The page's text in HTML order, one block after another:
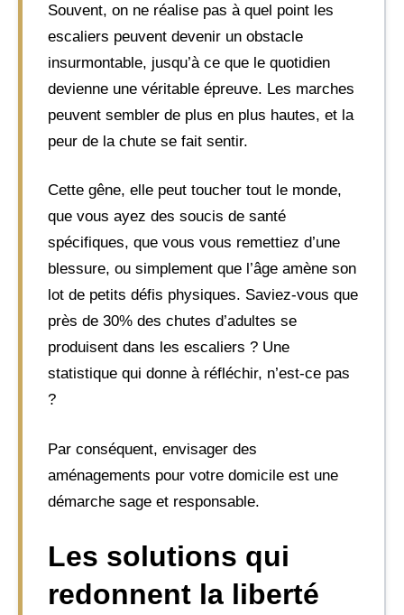
Souvent, on ne réalise pas à quel point les
escaliers peuvent devenir un obstacle
insurmontable, jusqu’à ce que le quotidien
devienne une véritable épreuve. Les marches
peuvent sembler de plus en plus hautes, et la
peur de la chute se fait sentir.
Cette gêne, elle peut toucher tout le monde,
que vous ayez des soucis de santé
spécifiques, que vous vous remettiez d’une
blessure, ou simplement que l’âge amène son
lot de petits défis physiques. Saviez-vous que
près de 30% des chutes d’adultes se
produisent dans les escaliers ? Une
statistique qui donne à réfléchir, n’est-ce pas
?
Par conséquent, envisager des
aménagements pour votre domicile est une
démarche sage et responsable.
Les solutions qui
redonnent la liberté